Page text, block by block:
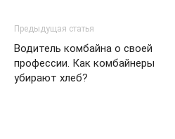
Предыдущая статья
Водитель комбайна о своей
профессии. Как комбайнеры
убирают хлеб?